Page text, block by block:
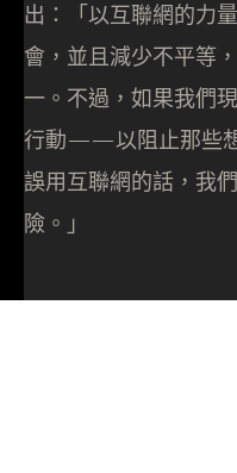
出：「以互聯網的力
會，並且減少不平等
一。不過，如果我們
行動——以阻止那些
誤用互聯網的話，我
險。」